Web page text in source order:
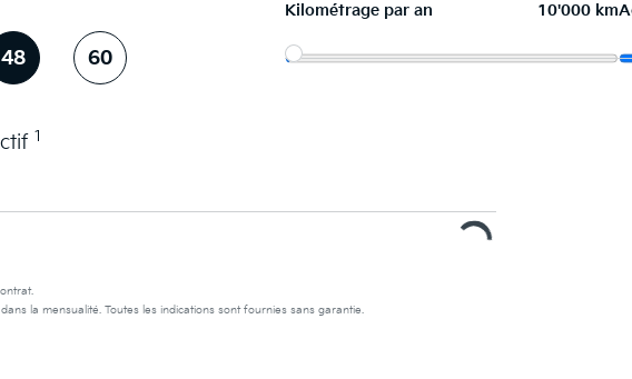
48 60
Kilométrage par an 10'000 km
1
la mensualité. Toutes les indications sont fournies sans garantie.